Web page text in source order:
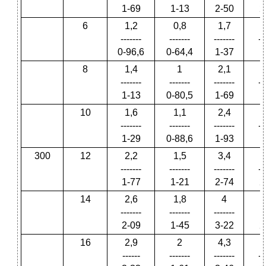
1-69
1-13
2-50
6
1,2
-------
0-96,6
0,8
-------
0-64,4
1,7
-------
1-37
8
1,4
-------
1-13
1
-------
0-80,5
2,1
-------
1-69
10
1,6
-------
1-29
1,1
-------
0-88,6
2,4
-------
1-93
300
12
2,2
-------
1-77
1,5
-------
1-21
3,4
-------
2-74
14
2,6
-------
2-09
1,8
-------
1-45
4
-------
3-22
16
2,9
------
2
-------
4,3
-------